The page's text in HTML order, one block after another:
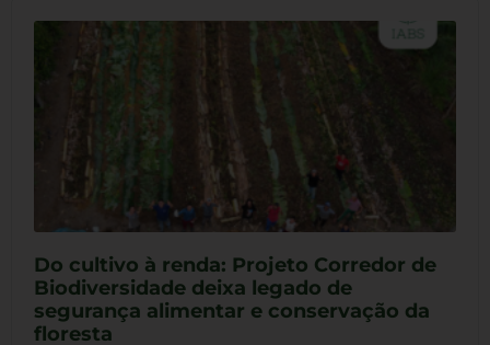
Do cultivo à renda: Projeto Corredor de
Biodiversidade deixa legado de
segurança alimentar e conservação da
floresta